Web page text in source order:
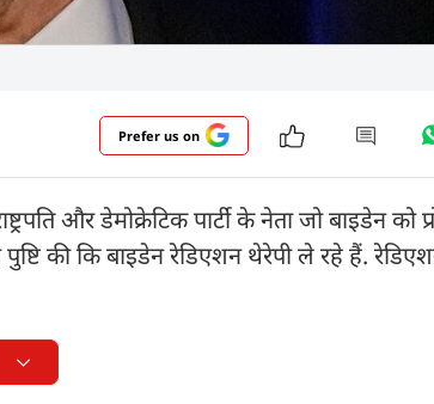
Prefer us on
और डेमोक्रेटिक पार्टी के नेता जो बाइडेन को
की कि बाइडेन रेडिएशन थेरेपी ले रहे हैं.